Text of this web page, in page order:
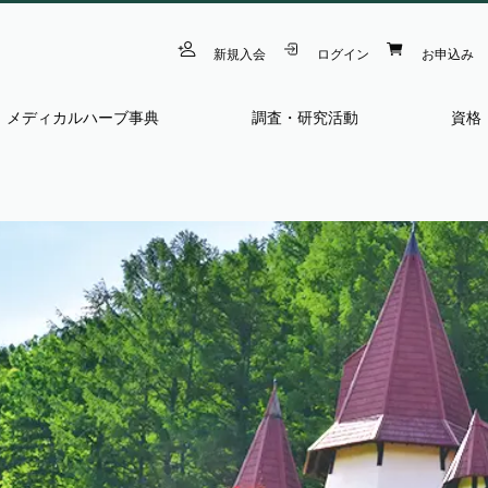
新規入会 ログイン お申込み
メディカルハーブ事典 調査・研究活動 資格